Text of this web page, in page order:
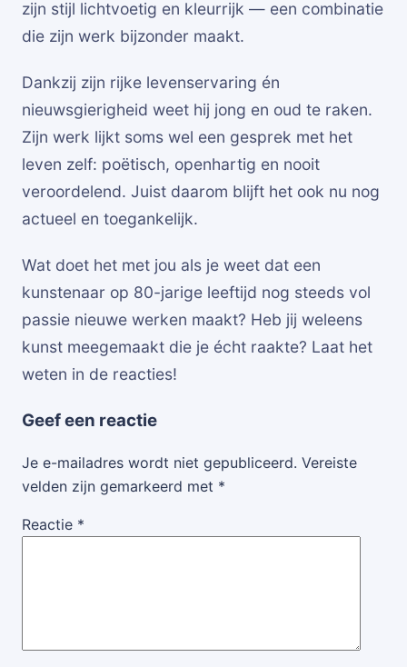
zijn stijl lichtvoetig en kleurrijk — een combinatie
die zijn werk bijzonder maakt.
Dankzij zijn rijke levenservaring én
nieuwsgierigheid weet hij jong en oud te raken.
Zijn werk lijkt soms wel een gesprek met het
leven zelf: poëtisch, openhartig en nooit
veroordelend. Juist daarom blijft het ook nu nog
actueel en toegankelijk.
Wat doet het met jou als je weet dat een
kunstenaar op 80-jarige leeftijd nog steeds vol
passie nieuwe werken maakt? Heb jij weleens
kunst meegemaakt die je écht raakte? Laat het
weten in de reacties!
Geef een reactie
Je e-mailadres wordt niet gepubliceerd. Vereiste
velden zijn gemarkeerd met *
Reactie *